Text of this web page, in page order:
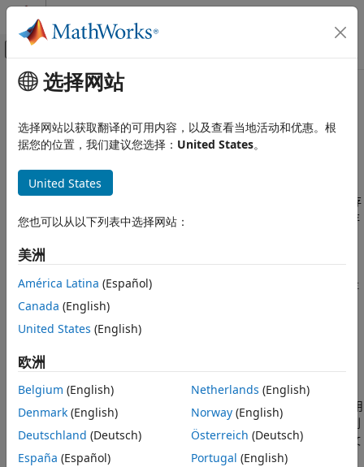
跳到内容
画布外导航菜单切换
文档主页
MATLAB Production Server
核心管理任务
MATLAB Production Server
将存档部署至 MATLAB Production Server
本页内容
另请参阅
主要内容
本页采用了机器翻译。点击此处可查看最新英文版本。
将存档部署至MATLABProduction
Server
将 MATLAB®函数打包成
可部署存
档后，您可以将存档上传到您的服务器实例。为了让客户端访问存
可部署的存档名称为 。如果使用Production
Server 存档编译器(MATLAB Compiler SDK)
创建可部署存档，存
档可在部署工程的输出文件夹中找到。如果您使用
SDK) 函数创建可部署存档，则可以指定输出文件夹来创建可部署
存档。
对于使用命令行管理的本地服务器实例，将可部署存档复制到
auto-deploy-root
属性指定的文件夹中。默认情况下，服务器使用
服务器实例中的
文件夹。您可以将可部署存档添加到
正在运行的服务器的auto_deploy文件夹中。服务器动态监视此文
件夹并处理添加到
文件夹的可部署存档。
选择网站
选择网站以获取翻译的可用内容，以及查看当地活动和优惠。根
据您的位置，我们建议您选择： United States。
United States
您也可以从以下列表中选择网站：
美洲
América Latina (Español)
Canada (English)
United States (English)
欧洲
Belgium (English)
Denmark (English)
Deutschland (Deutsch)
España (Español)
Netherlands (English)
Norway(English)
Österreich (Deutsch)
Portugal (English)